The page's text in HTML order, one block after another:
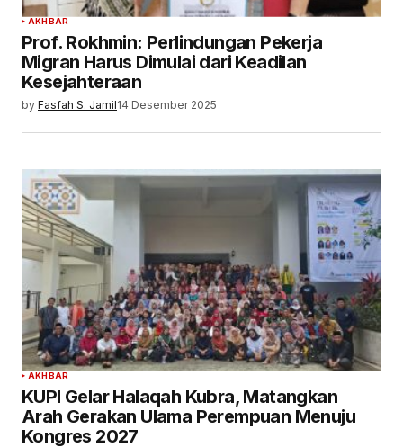
AKHBAR
Prof. Rokhmin: Perlindungan Pekerja
Migran Harus Dimulai dari Keadilan
Kesejahteraan
by Fasfah S. Jamil14 Desember 2025
AKHBAR
KUPI Gelar Halaqah Kubra, Matangkan
Arah Gerakan Ulama Perempuan Menuju
Kongres 2027